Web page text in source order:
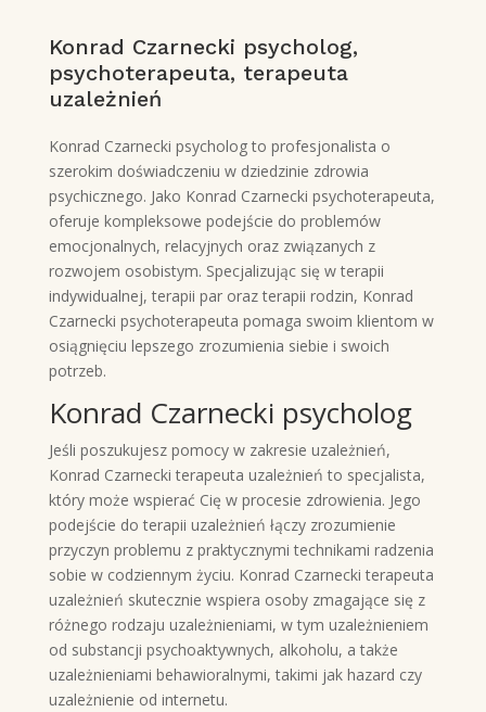
Konrad Czarnecki psycholog,
psychoterapeuta, terapeuta
uzależnień
Konrad Czarnecki psycholog to profesjonalista o
szerokim doświadczeniu w dziedzinie zdrowia
psychicznego. Jako Konrad Czarnecki psychoterapeuta,
oferuje kompleksowe podejście do problemów
emocjonalnych, relacyjnych oraz związanych z
rozwojem osobistym. Specjalizując się w terapii
indywidualnej, terapii par oraz terapii rodzin, Konrad
Czarnecki psychoterapeuta pomaga swoim klientom w
osiągnięciu lepszego zrozumienia siebie i swoich
potrzeb.
Konrad Czarnecki psycholog
Jeśli poszukujesz pomocy w zakresie uzależnień,
Konrad Czarnecki terapeuta uzależnień to specjalista,
który może wspierać Cię w procesie zdrowienia. Jego
podejście do terapii uzależnień łączy zrozumienie
przyczyn problemu z praktycznymi technikami radzenia
sobie w codziennym życiu. Konrad Czarnecki terapeuta
uzależnień skutecznie wspiera osoby zmagające się z
różnego rodzaju uzależnieniami, w tym uzależnieniem
od substancji psychoaktywnych, alkoholu, a także
uzależnieniami behawioralnymi, takimi jak hazard czy
uzależnienie od internetu.